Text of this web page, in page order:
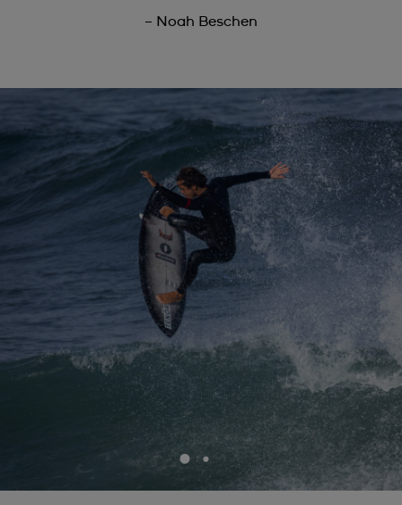
– Noah Beschen